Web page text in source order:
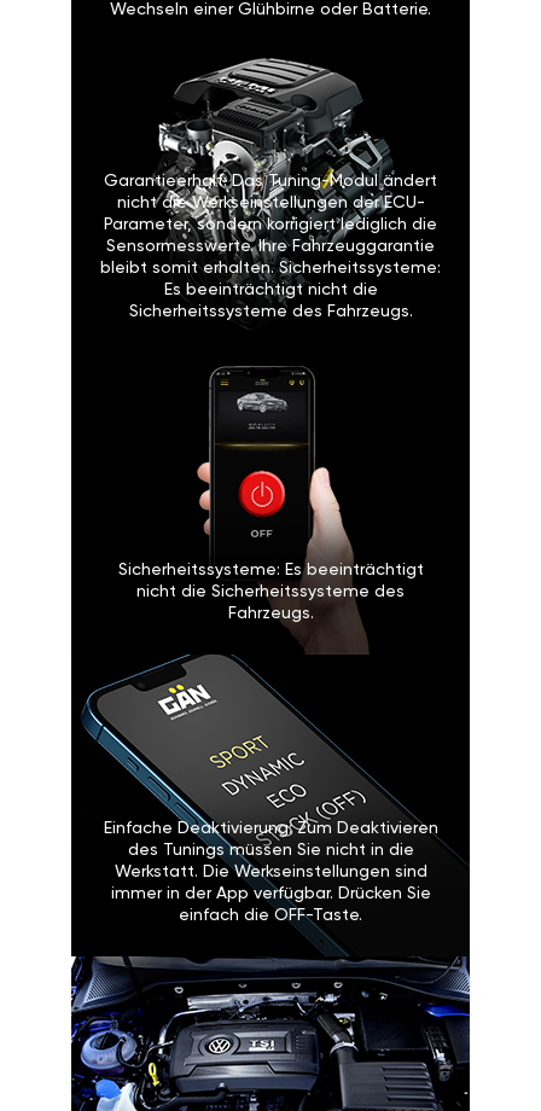
Wechseln einer Glühbirne oder Batterie.
Garantieerhalt: Das Tuning-Modul ändert
nicht die Werkseinstellungen der ECU-
Parameter, sondern korrigiert lediglich die
Sensormesswerte. Ihre Fahrzeuggarantie
bleibt somit erhalten. Sicherheitssysteme:
Es beeinträchtigt nicht die
Sicherheitssysteme des Fahrzeugs.
Sicherheitssysteme: Es beeinträchtigt
nicht die Sicherheitssysteme des
Fahrzeugs.
Einfache Deaktivierung: Zum Deaktivieren
des Tunings müssen Sie nicht in die
Werkstatt. Die Werkseinstellungen sind
immer in der App verfügbar. Drücken Sie
einfach die OFF-Taste.